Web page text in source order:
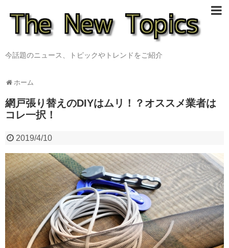
今話題のニュース、トピックやトレンドをご紹介
ホーム
網戸張り替えのDIYはムリ！？オススメ業者は
コレ一択！
2019/4/10